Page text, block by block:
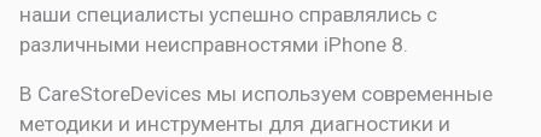
наши специалисты успешно справлялись с
различными неисправностями iPhone 8.
В CareStoreDevices мы используем современные
методики и инструменты для диагностики и